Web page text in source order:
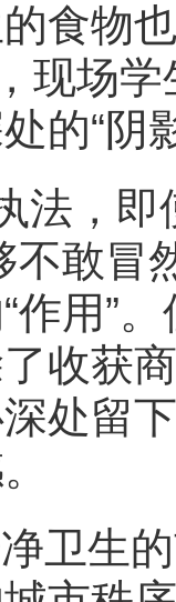
食物
现场
的“阴
法，
不敢冒
作用”
收获
处留
卫生